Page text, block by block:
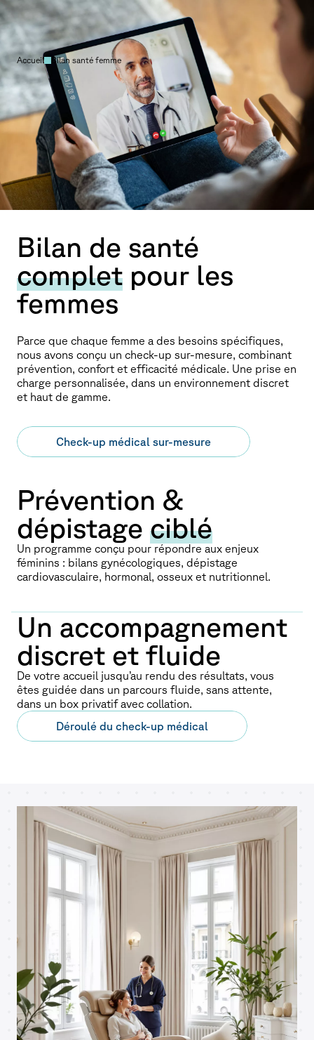
Accueil Bilan santé femme
Bilan de santé
complet pour les
femmes
Parce que chaque femme a des besoins spécifiques,
nous avons conçu un check-up sur-mesure, combinant
prévention, confort et efficacité médicale. Une prise en
charge personnalisée, dans un environnement discret
et haut de gamme.
Check-up médical sur-mesure
Prévention &
dépistage ciblé
Un programme conçu pour répondre aux enjeux
féminins : bilans gynécologiques, dépistage
cardiovasculaire, hormonal, osseux et nutritionnel.
Un accompagnement
discret et fluide
De votre accueil jusqu’au rendu des résultats, vous
êtes guidée dans un parcours fluide, sans attente,
dans un box privatif avec collation.
Déroulé du check-up médical